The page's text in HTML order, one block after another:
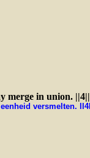
merge in union. ||4||
versmelten. ll4ll